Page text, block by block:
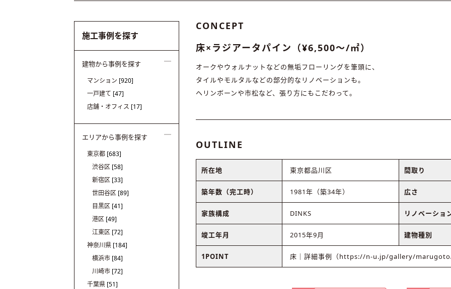
CONCEPT
床×ラジアータパイン（¥6,500〜/㎡）
オークやウォルナットなどの無垢フローリングを筆頭に、
タイルやモルタルなどの部分的なリノベーションも。
ヘリンボーンや市松など、張り方にもこだわって。
OUTLINE
所在地 東京都品川区 間取り
築年数（完工時） 1981年（築34年） 広さ
家族構成 DINKS リノベーショ
竣工年月 2015年9月 建物種別
1POINT 床｜詳細事例（https://n-u.jp/gallery/marugoto/
施工事例を探す
建物から事例を探す
マンション [920]
一戸建て [47]
店舗・オフィス [17]
エリアから事例を探す
東京都 [683]
渋谷区 [58]
新宿区 [33]
世田谷区 [89]
目黒区 [41]
港区 [49]
江東区 [72]
神奈川県 [184]
横浜市 [84]
川崎市 [72]
千葉県 [51]